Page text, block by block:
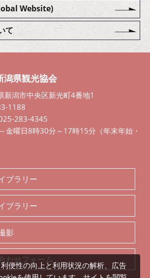
Website)
て
潟県観光協会
新潟市中央区新光町4番地1
1188
283-4345
金曜日8時30分～17時15分（年末年始・
ブラリー
ブラリー
影
わせフォーム
便性の向上と利用状況の解析、広告